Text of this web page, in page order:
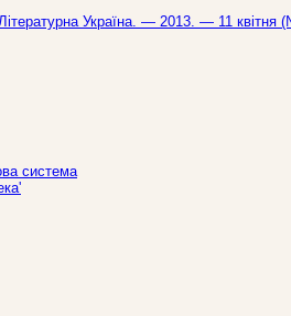
Україна. — 2013. — 11
система